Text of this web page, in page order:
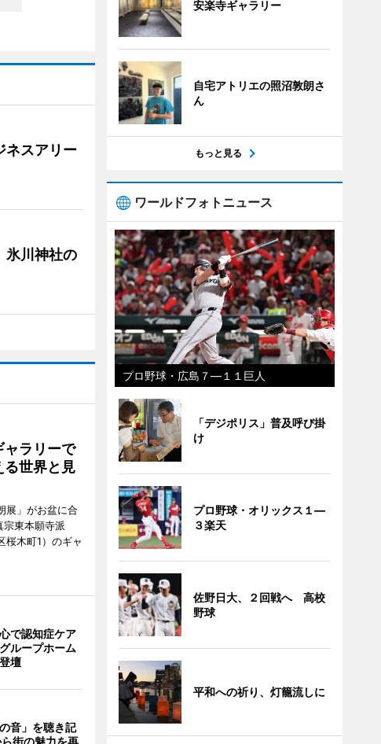
ネスアリー
川神社の
ャラリーで
世界と見
展」がお盆に合
宗東本願寺派
桜木町1）のギャ
で認知症ケア
ループホーム
壇
音」を聴き記
街の魅力を再
安楽寺ギャラリー
自宅アトリエの照沼敦朗さ
ん
もっと見る
ワールドフォトニュース
プロ野球・広島７―１１巨人
「デジポリス」普及呼び掛
け
プロ野球・オリックス１―
３楽天
佐野日大、２回戦へ 高校
野球
平和への祈り、灯籠流しに